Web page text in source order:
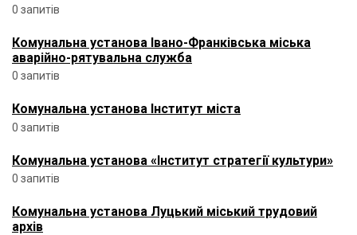
0 запитів
Комунальна установа Івано-Франківська міська
аварійно-рятувальна служба
0 запитів
Комунальна установа Інститут міста
0 запитів
Комунальна установа «Інститут стратегії культури»
0 запитів
Комунальна установа Луцький міський трудовий
архів